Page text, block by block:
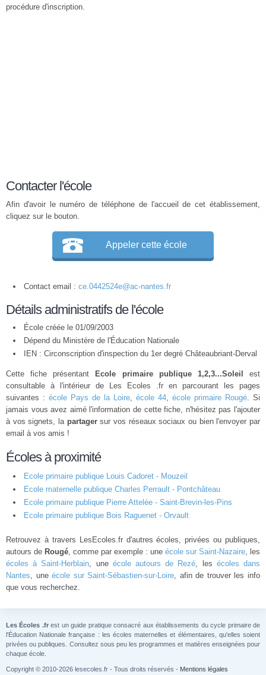
procédure d'inscription.
Contacter l'école
Afin d'avoir le numéro de téléphone de l'accueil de cet établissement,
cliquez sur le bouton.
Appeler cette école
Contact email : ce.0442524e@ac-nantes.fr
Détails administratifs de l'école
École créée le 01/09/2003
Dépend du Ministère de l'Éducation Nationale
IEN : Circonscription d'inspection du 1er degré Châteaubriant-Derval
Cette fiche présentant Ecole primaire publique 1,2,3...Soleil
est
consultable à l'intérieur de Les Ecoles .fr en parcourant les pages
suivantes : école Pays de la Loire, école 44, école primaire Rougé. Si
jamais vous avez aimé l'information de cette fiche, n'hésitez pas l'ajouter
à vos signets, la partagersur vos réseaux sociaux ou bien l'envoyer par
email à vos amis !
Écoles à proximité
Ecole primaire publique Louis Cadoret - Mouzeil
Ecole maternelle publique Charles Perrault - Pontchâteau
Ecole primaire publique Pierre Attelée - Saint-Brevin-les-Pins
Ecole primaire publique Bois Raguenet - Orvault
Retrouvez à travers LesEcoles.fr d'autres écoles, privées ou publiques,
autours de Rougé, comme par exemple : une école sur Saint-Nazaire, les
écoles à Saint-Herblain, une école autours de Rezé, les écoles dans
Nantes, uneécole sur Saint-Sébastien-sur-Loire, afin de trouver les info
que vous recherchez.
Les Écoles .frest un guide pratique consacré aux établissements du cycle primaire de
l'Éducation Nationale française : les écoles maternelles et élémentaires, qu'elles soient
privées ou publiques. Consultez sous peu les programmes et matières enseignées pour
chaque école.
Copyright © 2010-2026 lesecoles.fr - Tous droits réservés - Mentions légales